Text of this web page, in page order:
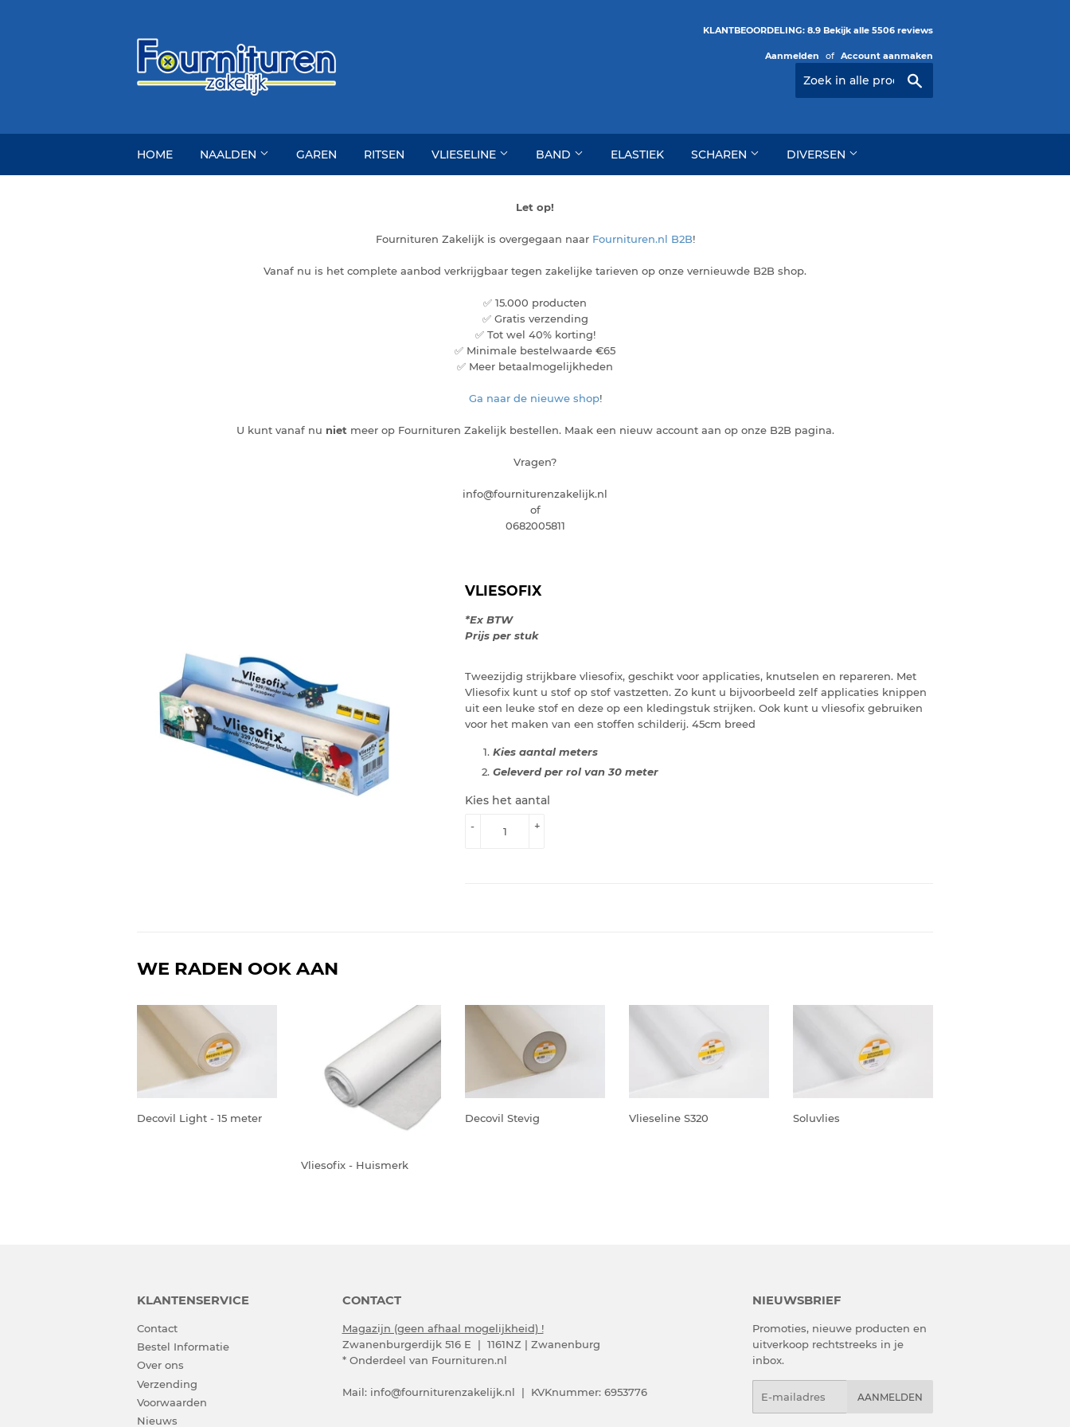
KLANTBEOORDELING: 8.9 Bekijk alle 5506 reviews
Aanmelden of Account aanmaken
HOME NAALDEN GAREN RITSEN VLIESELINE BAND ELASTIEK SCHAREN DIVERSEN
Let op!
Fournituren Zakelijk is overgegaan naar Fournituren.nl B2B!
Vanaf nu is het complete aanbod verkrijgbaar tegen zakelijke tarieven op onze vernieuwde B2B shop.
✅ 15.000 producten
✅ Gratis verzending
✅ Tot wel 40% korting!
✅ Minimale bestelwaarde €65
✅ Meer betaalmogelijkheden
Ga naar de nieuwe shop!
U kunt vanaf nu niet meer op Fournituren Zakelijk bestellen. Maak een nieuw account aan op onze B2B pagina.
Vragen?
info@fourniturenzakelijk.nl
of
0682005811
VLIESOFIX
*Ex BTW
Prijs per stuk
Tweezijdig strijkbare vliesofix, geschikt voor applicaties, knutselen en repareren. Met
Vliesofix kunt u stof op stof vastzetten. Zo kunt u bijvoorbeeld zelf applicaties knippen
uit een leuke stof en deze op een kledingstuk strijken. Ook kunt u vliesofix gebruiken
voor het maken van een stoffen schilderij. 45cm breed
Kies aantal meters
Geleverd per rol van 30 meter
Kies het aantal
+
-
WE RADEN OOK AAN
Decovil Light - 15 meter
Vliesofix - Huismerk
Decovil Stevig Vlieseline S320 Soluvlies
KLANTENSERVICE
Contact
Bestel Informatie
Over ons
Verzending
Voorwaarden
Nieuws
CONTACT
Magazijn (geen afhaal mogelijkheid) !
Zwanenburgerdijk 516 E | 1161NZ | Zwanenburg
* Onderdeel van Fournituren.nl
Mail: info@fourniturenzakelijk.nl | KVKnummer: 6953776
NIEUWSBRIEF
Promoties, nieuwe producten en
uitverkoop rechtstreeks in je
inbox.
AANMELDEN